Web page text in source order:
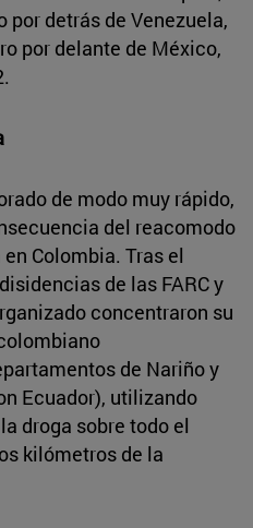
por detrás de Venezuela,
por delante de México,
de modo muy rápido,
del reacomodo
Colombia. Tras el
de las FARC y
concentraron su
de Nariño y
Ecuador), utilizando
droga sobre todo el
kilómetros de la